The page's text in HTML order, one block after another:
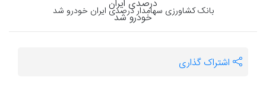
بانک کشاورزی سهامدار درصدی ایران خودرو شد
اشتراک گذاری